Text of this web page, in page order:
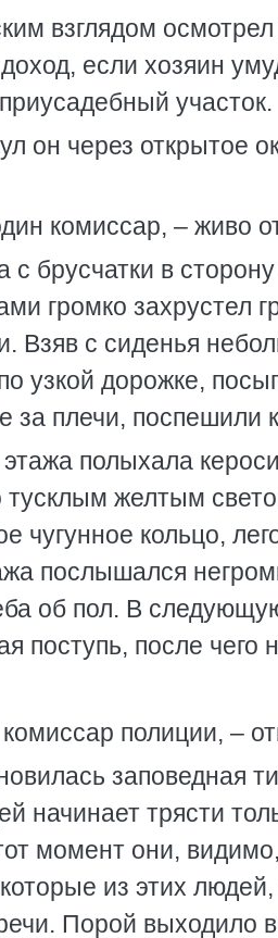
взглядом
если хозяин
участок.
он через открытое
комиссар, – живо
с брусчатки в
громко захрустел
Взяв с сиденья
узкой дорожке,
за плечи, поспешили
этажа полыхала
желтым
чугунное кольцо,
послышался
об пол. В
поступь, после чего
полиции, –
заповедная
начинает трясти
момент они,
из этих
Порой выходило